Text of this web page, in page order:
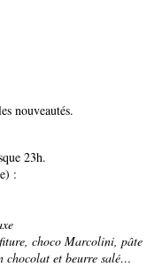
nouveautés.
23h.
:
choco Marcolini, pâte
chocolat et beurre salé…